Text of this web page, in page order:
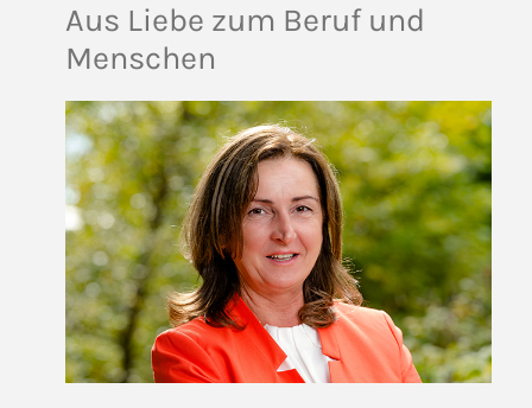
Aus Liebe zum Beruf und
Menschen